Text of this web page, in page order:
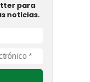
para
noticias.